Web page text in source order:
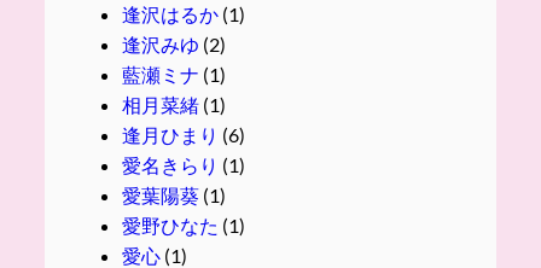
逢沢はるか(1)
逢沢みゆ (2)
藍瀬ミナ (1)
相月菜緒(1)
逢月ひまり (6)
愛名きらり (1)
愛葉陽葵(1)
愛野ひなた (1)
愛心(1)